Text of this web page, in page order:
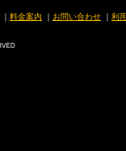
｜ 料金案内 ｜ お問い合わせ ｜ 利